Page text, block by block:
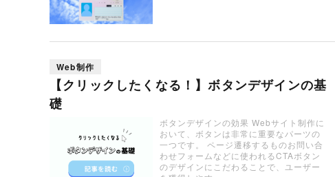
Web制作
【クリックしたくなる！】ボタンデザインの基
礎
ボタンデザインの効果 Webサイト制作に
おいて、ボタンは非常に重要なパーツの
一つです。 ページ遷移するものお問い合
わせフォームなどに使われるCTAボタン
のデザインにこだわることで、ユーザー